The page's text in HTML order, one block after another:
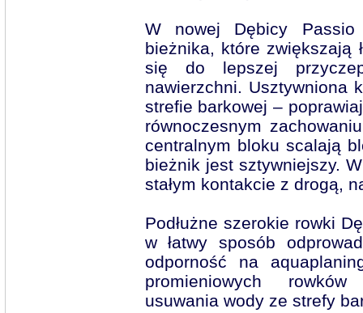
W nowej Dębicy
bieżnika, które zwiększają
się do lepszej
nawierzchni. Usztywniona
strefie barkowej –
równoczesnym
centralnym bloku scalają
bieżnik jest sztywniejszy.
stałym kontakcie z drogą,
Podłużne szerokie rowki
w łatwy sposób
odporność na
promieniowych
usuwania wody ze strefy